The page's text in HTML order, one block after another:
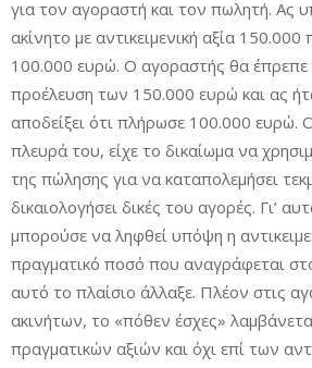
για τον αγοραστή και τον πωλητή. Ας
ακίνητο με αντικειμενική αξία 150.000
100.000 ευρώ. Ο αγοραστής θα έπρεπε
προέλευση των 150.000 ευρώ και ας
αποδείξει ότι πλήρωσε 100.000 ευρώ.
πλευρά του, είχε το δικαίωμα να
της πώλησης για να καταπολεμήσει
δικαιολογήσει δικές του αγορές. Γι’
μπορούσε να ληφθεί υπόψη η
πραγματικό ποσό που αναγράφεται
αυτό το πλαίσιο άλλαξε. Πλέον στις
ακινήτων, το «πόθεν έσχες»
πραγματικών αξιών και όχι επί των